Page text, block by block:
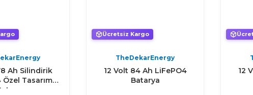
Ah Silindirik
Özel Tasarım
Ücretsiz Kargo
TheDekarEnergy
12 Volt 84 Ah LiFePO4
Batarya
12